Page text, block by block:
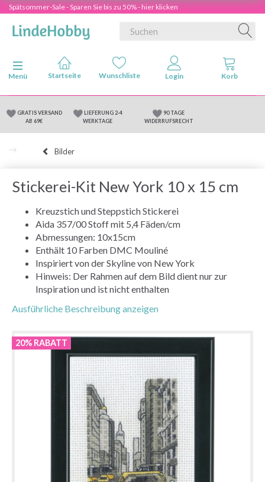
Spätsommer-Sale - Sparen Sie bis zu 50% - hier klicken
Anzeige ändern
Menü
GRATIS VERSAND
AB 69€
LIEFERUNG 2-4
WERKTAGE
90 TAGE
WIDERRUFSRECHT
Bilder
Stickerei-Kit New York 10 x 15 cm
Kreuzstich und Steppstich Stickerei
Aida 357/00 Stoff mit 5,4 Fäden/cm
Abmessungen: 10x15cm
Enthält 10 Farben DMC Mouliné
Inspiriert von der Skyline von New York
Hinweis: Der Rahmen auf dem Bild dient nur zur
Inspiration und ist nicht enthalten
Ausführliche Beschreibung anzeigen
20% RABATT